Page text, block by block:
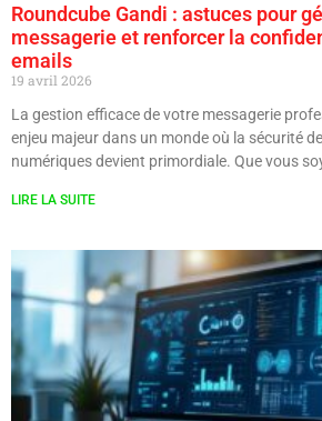
Roundcube Gandi : astuces pour
messagerie et renforcer la
emails
19 avril 2026
La gestion efficace de votre messagerie
enjeu majeur dans un monde où la sécurité
numériques devient primordiale. Que vous
LIRE LA SUITE